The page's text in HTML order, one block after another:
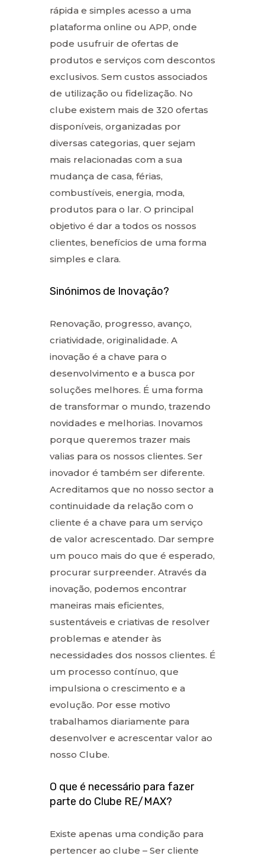
rápida e simples acesso a uma
plataforma online ou APP, onde
pode usufruir de ofertas de
produtos e serviços com descontos
exclusivos. Sem custos associados
de utilização ou fidelização. No
clube existem mais de 320 ofertas
disponíveis, organizadas por
diversas categorias, quer sejam
mais relacionadas com a sua
mudança de casa, férias,
combustíveis, energia, moda,
produtos para o lar. O principal
objetivo é dar a todos os nossos
clientes, benefícios de uma forma
simples e clara.
Sinónimos de Inovação?
Renovação, progresso, avanço,
criatividade, originalidade. A
inovação é a chave para o
desenvolvimento e a busca por
soluções melhores. É uma forma
de transformar o mundo, trazendo
novidades e melhorias. Inovamos
porque queremos trazer mais
valias para os nossos clientes. Ser
inovador é também ser diferente.
Acreditamos que no nosso sector a
continuidade da relação com o
cliente é a chave para um serviço
de valor acrescentado. Dar sempre
um pouco mais do que é esperado,
procurar surpreender. Através da
inovação, podemos encontrar
maneiras mais eficientes,
sustentáveis e criativas de resolver
problemas e atender às
necessidades dos nossos clientes. É
um processo contínuo, que
impulsiona o crescimento e a
evolução. Por esse motivo
trabalhamos diariamente para
desenvolver e acrescentar valor ao
nosso Clube.
O que é necessário para fazer
parte do Clube RE/MAX?
Existe apenas uma condição para
pertencer ao clube – Ser cliente